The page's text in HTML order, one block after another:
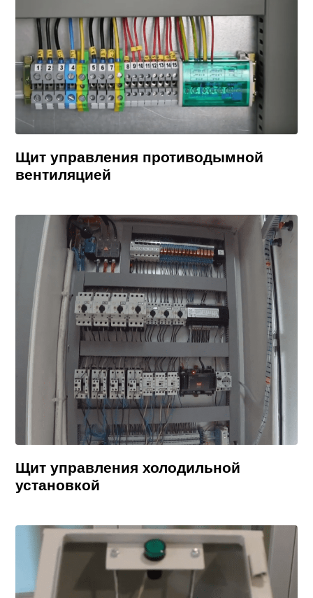
Щит управления противодымной
вентиляцией
Щит управления холодильной
установкой